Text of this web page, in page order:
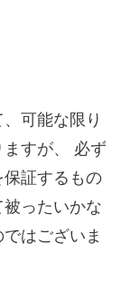
可能な限り
すが、 必ず
保証するもの
ったいかな
はございま